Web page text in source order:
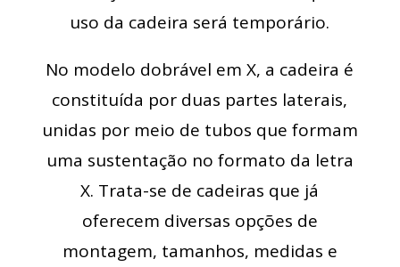
uso da cadeira será temporário.
No modelo dobrável em X, a cadeira é
constituída por duas partes laterais,
unidas por meio de tubos que formam
uma sustentação no formato da letra
X. Trata-se de cadeiras que já
oferecem diversas opções de
montagem, tamanhos, medidas e